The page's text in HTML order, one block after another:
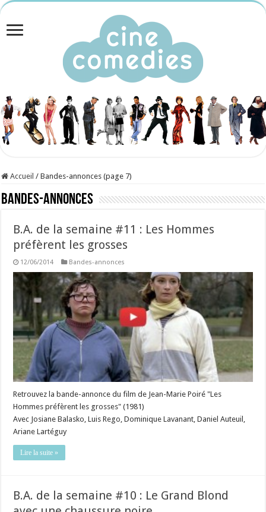
Accueil / Bandes-annonces (page 7)
Bandes-annonces
B.A. de la semaine #11 : Les Hommes
préfèrent les grosses
12/06/2014 Bandes-annonces
Retrouvez la bande-annonce du film de Jean-Marie Poiré "Les
Hommes préfèrent les grosses" (1981)
Avec Josiane Balasko, Luis Rego, Dominique Lavanant, Daniel Auteuil,
Ariane Lartéguy
Lire la suite »
B.A. de la semaine #10 : Le Grand Blond